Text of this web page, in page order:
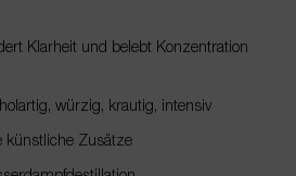
Klarheit und belebt Konzentration
würzig, krautig, intensiv
künstliche Zusätze